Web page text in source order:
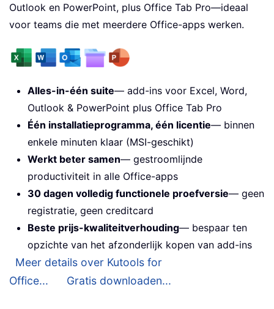
Outlook en PowerPoint, plus Office Tab Pro—ideaal
voor teams die met meerdere Office-apps werken.
Alles-in-één suite— add-ins voor Excel, Word,
Outlook & PowerPoint plus Office Tab Pro
Één installatieprogramma, één licentie— binnen
enkele minuten klaar (MSI-geschikt)
Werkt beter samen— gestroomlijnde
productiviteit in alle Office-apps
30 dagen volledig functionele proefversie— geen
registratie, geen creditcard
Beste prijs-kwaliteitverhouding— bespaar ten
opzichte van het afzonderlijk kopen van add-ins
Meer details over Kutools for
Office...
Gratis downloaden...